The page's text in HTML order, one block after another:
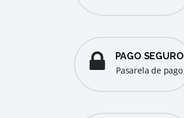
PAGO SEGURO
pasarela de pago